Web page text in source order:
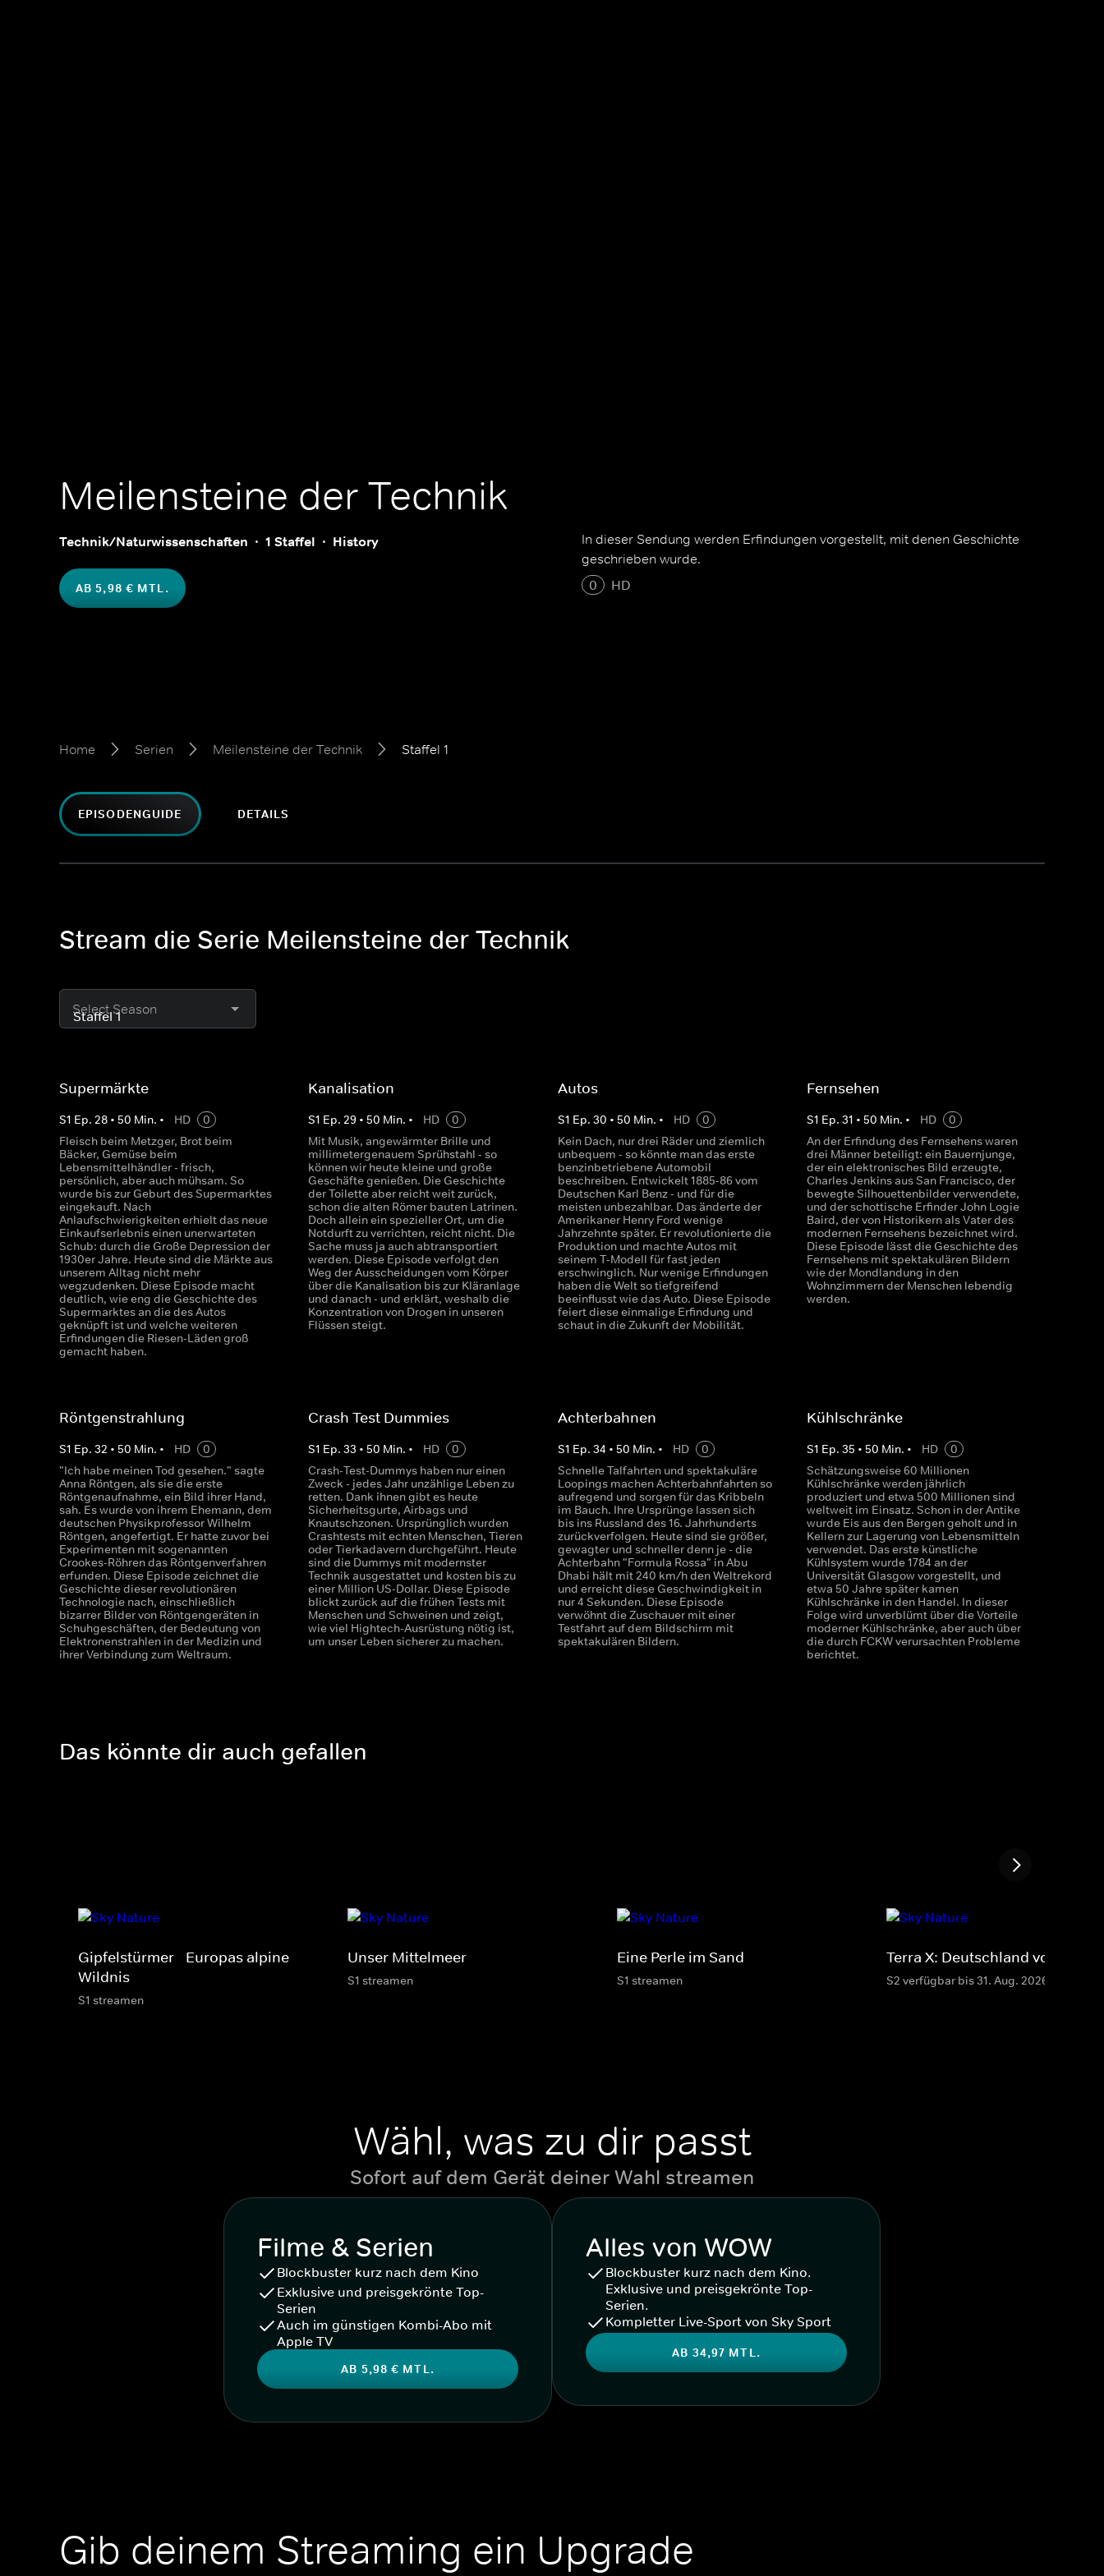
Meilensteine der Technik
Technik/Naturwissenschaften 1 Staffel History
AB 5,98 € MTL.
In dieser Sendung werden Erfindungen vorgestellt, mit denen Geschichte
geschrieben wurde.
0
HD
Home Serien Meilensteine der Technik Staffel 1
EPISODENGUIDE DETAILS
Stream die Serie Meilensteine der Technik
Select Season
Supermärkte
S1 Ep. 28 • 50 Min. • HD
0
Fleisch beim Metzger, Brot beim
Bäcker, Gemüse beim
Lebensmittelhändler - frisch,
persönlich, aber auch mühsam. So
wurde bis zur Geburt des Supermarktes
eingekauft. Nach
Anlaufschwierigkeiten erhielt das neue
Einkaufserlebnis einen unerwarteten
Schub: durch die Große Depression der
1930er Jahre. Heute sind die Märkte aus
unserem Alltag nicht mehr
wegzudenken. Diese Episode macht
deutlich, wie eng die Geschichte des
Supermarktes an die des Autos
geknüpft ist und welche weiteren
Erfindungen die Riesen-Läden groß
gemacht haben.
Kanalisation
S1 Ep.29 • 50 Min. • HD
0
Mit Musik, angewärmter Brille und
millimetergenauem Sprühstahl - so
können wir heute kleine und große
Geschäfte genießen. Die Geschichte
der Toilette aber reicht weit zurück,
schon die alten Römer bauten Latrinen.
Doch allein ein spezieller Ort, um die
Notdurft zu verrichten, reicht nicht. Die
Sache muss ja auch abtransportiert
werden. Diese Episode verfolgt den
Weg der Ausscheidungen vom Körper
über die Kanalisation bis zur Kläranlage
und danach - und erklärt, weshalb die
Konzentration von Drogen in unseren
Flüssen steigt.
Autos
S1 Ep. 30 • 50 Min. • HD
0
Kein Dach, nur drei Räder und ziemlich
unbequem - so könnte man das erste
benzinbetriebene Automobil
beschreiben. Entwickelt 1885-86 vom
Deutschen Karl Benz - und für die
meisten unbezahlbar. Das änderte der
Amerikaner Henry Ford wenige
Jahrzehnte später. Er revolutionierte die
Produktion und machte Autos mit
seinem T-Modell für fast jeden
erschwinglich. Nur wenige Erfindungen
haben die Welt so tiefgreifend
beeinflusst wie das Auto. Diese Episode
feiert diese einmalige Erfindung und
schaut in die Zukunft der Mobilität.
Fernsehen
S1 Ep. 31 • 50 Min. • HD
0
An der Erfindung des Fernsehens waren
drei Männer beteiligt: ein Bauernjunge,
der ein elektronisches Bild erzeugte,
Charles Jenkins aus San Francisco, der
bewegte Silhouettenbilder verwendete,
und der schottische Erfinder John Logie
Baird, der von Historikern als Vater des
modernen Fernsehens bezeichnet wird.
Diese Episode lässt die Geschichte des
Fernsehens mit spektakulären Bildern
wie der Mondlandung in den
Wohnzimmern der Menschen lebendig
werden.
Röntgenstrahlung
S1 Ep. 32 • 50 Min. • HD
0
"Ich habe meinen Tod gesehen." sagte
Anna Röntgen, als sie die erste
Röntgenaufnahme, ein Bild ihrer Hand,
sah. Es wurde von ihrem Ehemann, dem
deutschen Physikprofessor Wilhelm
Röntgen, angefertigt. Er hatte zuvor bei
Experimenten mit sogenannten
Crookes-Röhren das Röntgenverfahren
erfunden. Diese Episode zeichnet die
Geschichte dieser revolutionären
Technologie nach, einschließlich
bizarrer Bilder von Röntgengeräten in
Schuhgeschäften, der Bedeutung von
Elektronenstrahlen in der Medizin und
ihrer Verbindung zum Weltraum.
Crash Test Dummies
S1 Ep.33 • 50 Min. • HD
0
Crash-Test-Dummys haben nur einen
Zweck - jedes Jahr unzählige Leben zu
retten. Dank ihnen gibt es heute
Sicherheitsgurte, Airbags und
Knautschzonen. Ursprünglich wurden
Crashtests mit echten Menschen, Tieren
oder Tierkadavern durchgeführt. Heute
sind die Dummys mit modernster
Technik ausgestattet und kosten bis zu
einer Million US-Dollar. Diese Episode
blickt zurück auf die frühen Tests mit
Menschen und Schweinen und zeigt,
wie viel Hightech-Ausrüstung nötig ist,
um unser Leben sicherer zu machen.
Achterbahnen
S1 Ep. 34 • 50 Min. • HD
0
Schnelle Talfahrten und spektakuläre
Loopings machen Achterbahnfahrten so
aufregend und sorgen für das Kribbeln
im Bauch. Ihre Ursprünge lassen sich
bis ins Russland des 16. Jahrhunderts
zurückverfolgen. Heute sind sie größer,
gewagter und schneller denn je - die
Achterbahn "Formula Rossa" in Abu
Dhabi hält mit 240 km/h den Weltrekord
und erreicht diese Geschwindigkeit in
nur 4 Sekunden. Diese Episode
verwöhnt die Zuschauer mit einer
Testfahrt auf dem Bildschirm mit
spektakulären Bildern.
Kühlschränke
S1 Ep. 35 • 50 Min. • HD
0
Schätzungsweise 60 Millionen
Kühlschränke werden jährlich
produziert und etwa 500 Millionen sind
weltweit im Einsatz. Schon in der Antike
wurde Eis aus den Bergen geholt und in
Kellern zur Lagerung von Lebensmitteln
verwendet. Das erste künstliche
Kühlsystem wurde 1784 an der
Universität Glasgow vorgestellt, und
etwa 50 Jahre später kamen
Kühlschränke in den Handel. In dieser
Folge wird unverblümt über die Vorteile
moderner Kühlschränke, aber auch über
die durch FCKW verursachten Probleme
berichtet.
Das könnte dir auch gefallen
Gipfelstürmer - Europas alpine
Wildnis
S1 streamen
Unser Mittelmeer
S1 streamen
Eine Perle im Sand
S1 streamen
Terra X: Deutschland von oben
S2 verfügbar bis 31. Aug. 2026
Wähl, was zu dir passt
Sofort auf dem Gerät deiner Wahl streamen
Filme & Serien
Blockbuster kurz nach dem Kino
Exklusive und preisgekrönte Top-
Serien
Auch im günstigen Kombi-Abo mit
Apple TV
AB 5,98 € MTL.
Alles von WOW
Blockbuster kurz nach dem Kino.
Exklusive und preisgekrönte Top-
Serien.
Kompletter Live-Sport von Sky Sport
AB 34,97 MTL.
Gib deinem Streaming ein Upgrade